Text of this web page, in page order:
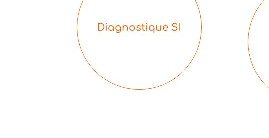
Diagnostique SI